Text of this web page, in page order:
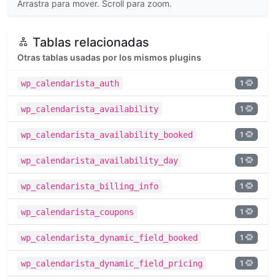
Arrastra para mover. Scroll para zoom.
Tablas relacionadas
Otras tablas usadas por los mismos plugins
wp_calendarista_auth 1
wp_calendarista_availability 1
wp_calendarista_availability_booked 1
wp_calendarista_availability_day 1
wp_calendarista_billing_info 1
wp_calendarista_coupons 1
wp_calendarista_dynamic_field_booked 1
wp_calendarista_dynamic_field_pricing 1